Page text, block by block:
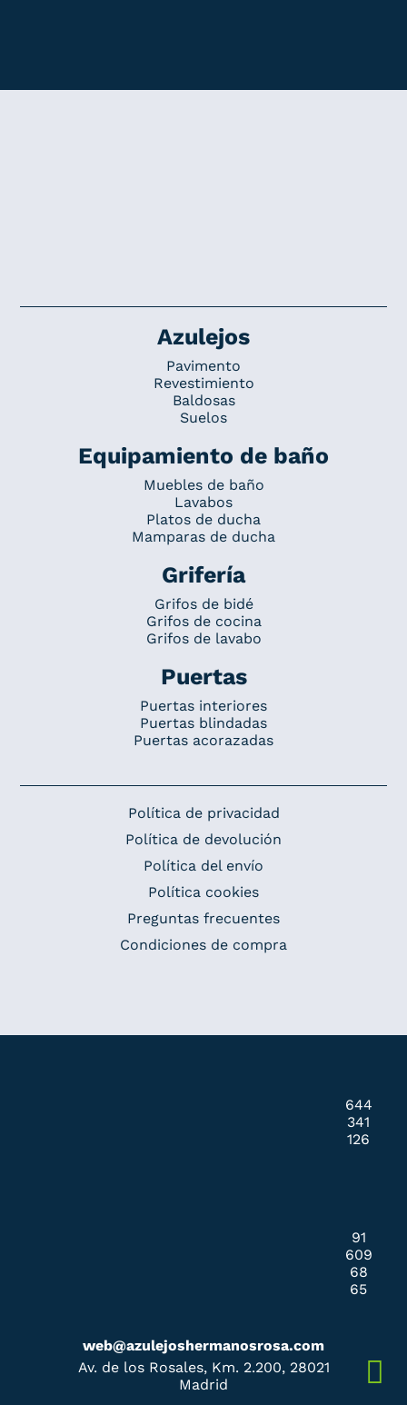
Azulejos
Pavimento
Revestimiento
Baldosas
Suelos
Equipamiento de baño
Muebles de baño
Lavabos
Platos de ducha
Mamparas de ducha
Grifería
Grifos de bidé
Grifos de cocina
Grifos de lavabo
Puertas
Puertas interiores
Puertas blindadas
Puertas acorazadas
Política de privacidad
Política de devolución
Política del envío
Política cookies
Preguntas frecuentes
Condiciones de compra
644
341
126
91
609
68
65
web@azulejoshermanosrosa.com
Av. de los Rosales, Km. 2.200, 28021
Madrid